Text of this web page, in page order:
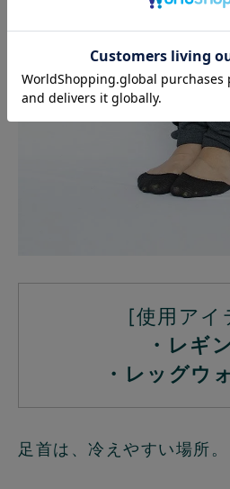
[使用アイ
・レギ
・レッグウ
足首は、冷えやすい場所。